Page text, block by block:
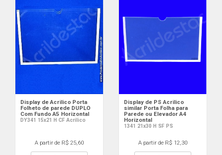
Display de Acrilico Porta
Folheto de parede DUPLO
Com Fundo A5 Horizontal
DY341 15x21 H CF Acrilico
A partir de R$ 25,60
Display de PS Acrilico
similar Porta Folha para
Parede ou Elevador A4
Horizontal
1341 21x30 H SF PS
A partir de R$ 12,30